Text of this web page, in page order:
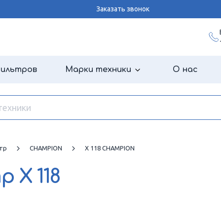
Заказать звонок
Марки техники О нас
CHAMPION X 118 CHAMPION
X 118